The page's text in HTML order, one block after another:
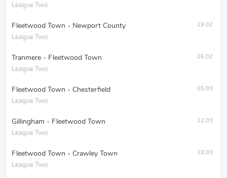
League Two
Fleetwood Town - Newport County
League Two
19.02
Tranmere - Fleetwood Town
League Two
26.02
Fleetwood Town - Chesterfield
League Two
05.03
Gillingham - Fleetwood Town
League Two
12.03
Fleetwood Town - Crawley Town
League Two
19.03